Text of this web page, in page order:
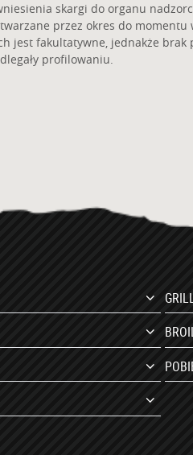
skargi do organu
przez okres do momentu
jest fakultatywne, jednakże
profilowaniu.